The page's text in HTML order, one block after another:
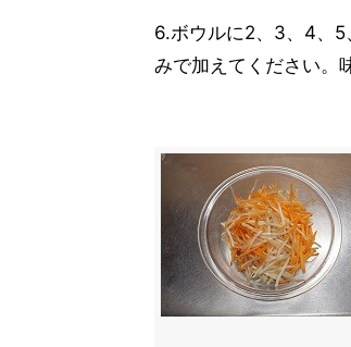
6.ボウルに2、3、4、5
みで加えてください。